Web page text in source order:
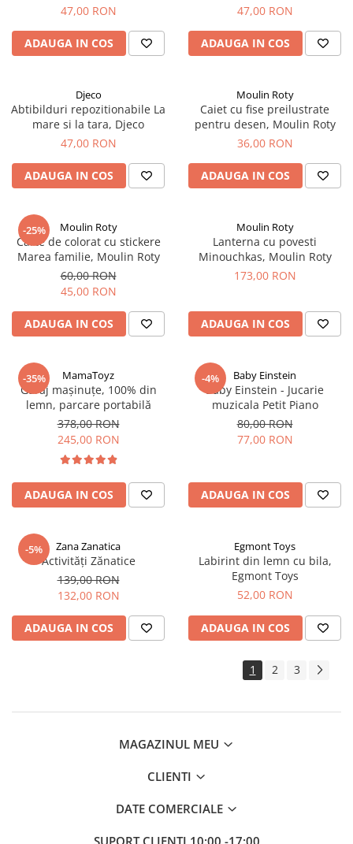
47,00 RON
ADAUGA IN COS
47,00 RON
ADAUGA IN COS
Djeco
Abtibilduri repozitionabile La
mare si la tara, Djeco
47,00 RON
ADAUGA IN COS
Moulin Roty
Caiet cu fise preilustrate
pentru desen, Moulin Roty
36,00 RON
ADAUGA IN COS
-25% Moulin Roty
Carte de colorat cu stickere
Marea familie, Moulin Roty
60,00 RON
45,00 RON
ADAUGA IN COS
Moulin Roty
Lanterna cu povesti
Minouchkas, Moulin Roty
173,00 RON
ADAUGA IN COS
-35% MamaToyz
Garaj mașinuțe, 100% din
lemn, parcare portabilă
378,00 RON
245,00 RON
ADAUGA IN COS
-4% Baby Einstein
Baby Einstein - Jucarie
muzicala Petit Piano
80,00 RON
77,00 RON
ADAUGA IN COS
-5% Zana Zanatica
Activități Zănatice
139,00 RON
132,00 RON
ADAUGA IN COS
Egmont Toys
Labirint din lemn cu bila,
Egmont Toys
52,00 RON
ADAUGA IN COS
1 2 3
MAGAZINUL MEU
CLIENTI
DATE COMERCIALE
SUPORT CLIENTI 10:00 -17:00